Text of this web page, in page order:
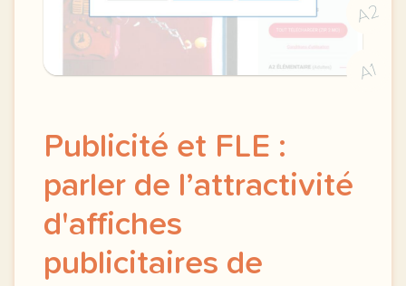
A2
A1
Publicité et FLE :
parler de l’attractivité
d'affiches
publicitaires de